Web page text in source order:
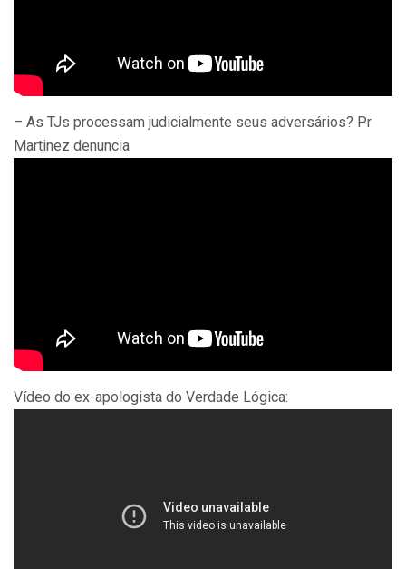
– As TJs processam judicialmente seus adversários? Pr
Martinez denuncia
Vídeo do ex-apologista do Verdade Lógica: